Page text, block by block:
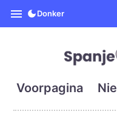
Donker
Voorpagina